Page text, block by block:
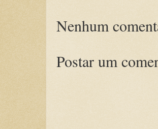
Nenhum
Postar um